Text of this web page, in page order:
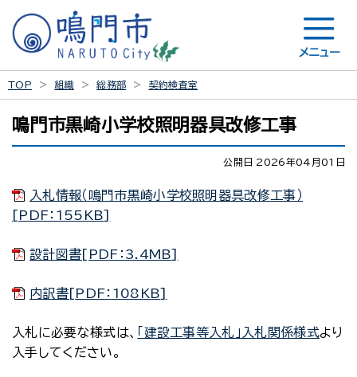
メニュー
TOP 組織 総務部 契約検査室
鳴門市黒崎小学校照明器具改修工事
公開日 2026年04月01日
入札情報（鳴門市黒崎小学校照明器具改修工事）
[PDF：155KB]
設計図書[PDF：3.4MB]
内訳書[PDF：108KB]
入札に必要な様式は、 「建設工事等入札」入札関係様式より
入手してください。